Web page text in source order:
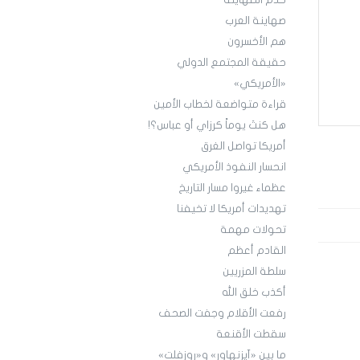
صهاينة العرب
هم الأخسرون
حقيقة المجتمع الدولي
«الأمريكي»
قراءة متواضعة لخطاب الأمين
هل كنتَ يوماً كرزاي أو عباس؟!
أمريكا تواصل الغرق
انحسار النفوذ الأمريكي
عظماء غيروا مسار التاريخ
تهديدات أمريكا لا تخيفنا
تحولات مهمة
القادم أعظم
سلطة المزريين
أكذب خلق الله
رفعت الأقلام وجفت الصحف‎
سقطت الأقنعة
ما بين «آيزنهاور» و«روزفلت»